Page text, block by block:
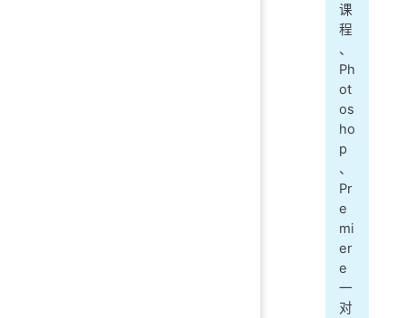
课
程
、
Ph
ot
os
ho
p
、
Pr
e
mi
er
e
一
对